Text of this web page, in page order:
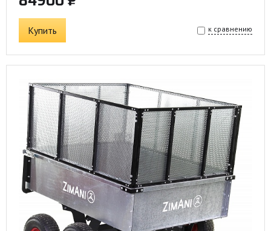
Купить к сравнению